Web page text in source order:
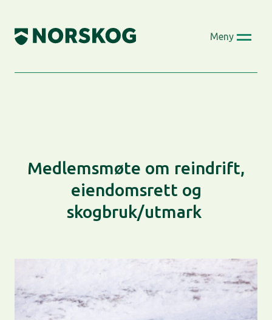
content
Meny
Medlemsmøte om reindrift,
eiendomsrett og
skogbruk/utmark